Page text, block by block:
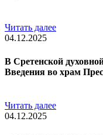
Читать далее
04.12.2025
В Сретенской
Введения во храм
Читать далее
04.12.2025